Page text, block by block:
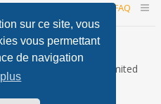
sur ce site, vous
vous permettant
de navigation
FAQ
août 2026 03:44
Software © phpBB Limited
officielle